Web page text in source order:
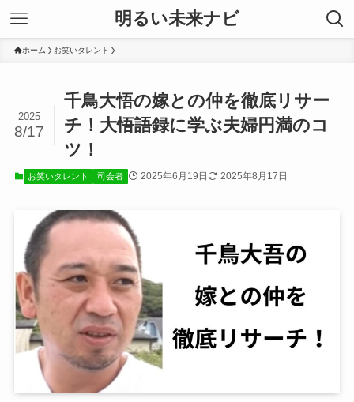
明るい未来ナビ
ホーム お笑いタレント
千鳥大悟の嫁との仲を徹底リサー
チ！大悟語録に学ぶ夫婦円満のコ
ツ！
2025
8/17
お笑いタレント 司会者 2025年6月19日 2025年8月17日